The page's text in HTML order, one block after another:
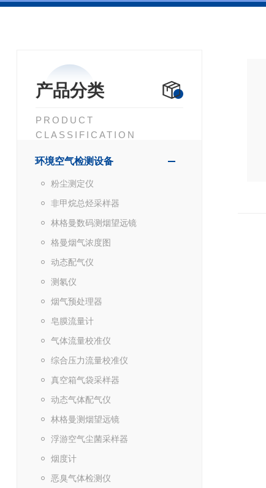
产品分类
PRODUCT
CLASSIFICATION
环境空气检测设备
粉尘测定仪
非甲烷总烃采样器
林格曼数码测烟望远镜
格曼烟气浓度图
动态配气仪
测氡仪
烟气预处理器
皂膜流量计
气体流量校准仪
综合压力流量校准仪
真空箱气袋采样器
动态气体配气仪
林格曼测烟望远镜
浮游空气尘菌采样器
烟度计
恶臭气体检测仪